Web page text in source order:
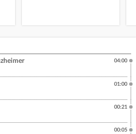
04:00
01:00
00:21
00:05